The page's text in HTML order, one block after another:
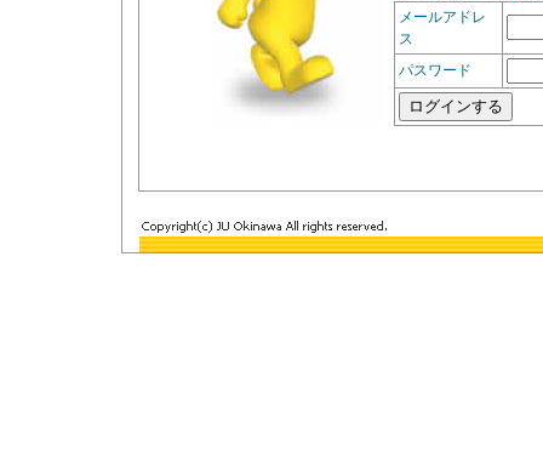
メールアドレ
ス
パスワード